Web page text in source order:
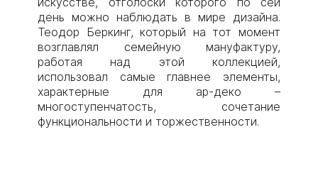
день можно наблюдать в мире дизайна.
Теодор Беркинг, который на тот момент
возглавлял семейную мануфактуру,
работая над этой коллекцией,
использовал самые главнее элементы,
характерные для ар-деко –
многоступенчатость, сочетание
функциональности и торжественности.